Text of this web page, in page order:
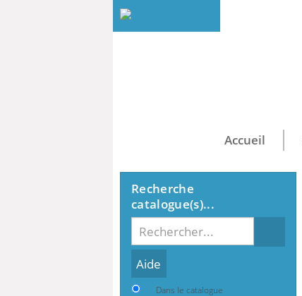
Accueil
Recherche
catalogue(s)...
Dans le catalogue